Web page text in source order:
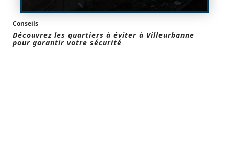
Conseils
Découvrez les quartiers à éviter à Villeurbanne
pour garantir votre sécurité